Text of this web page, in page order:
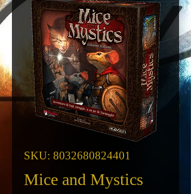
SKU: 8032680824401
Mice and Mystics